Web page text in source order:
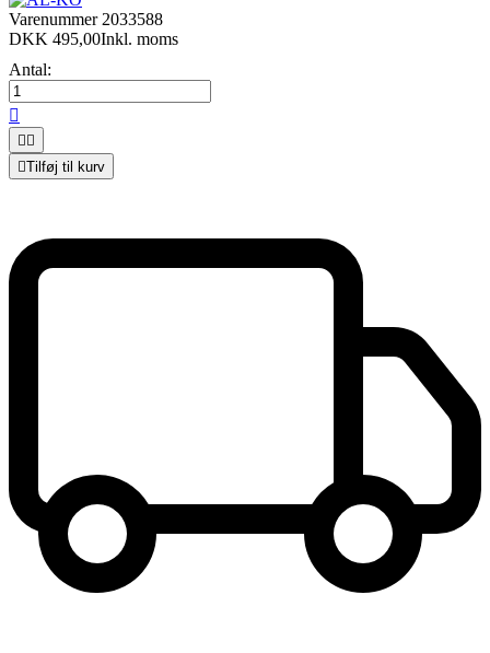
Varenummer 2033588
DKK 495,00Inkl. moms
Antal:

 
Tilføj til kurv